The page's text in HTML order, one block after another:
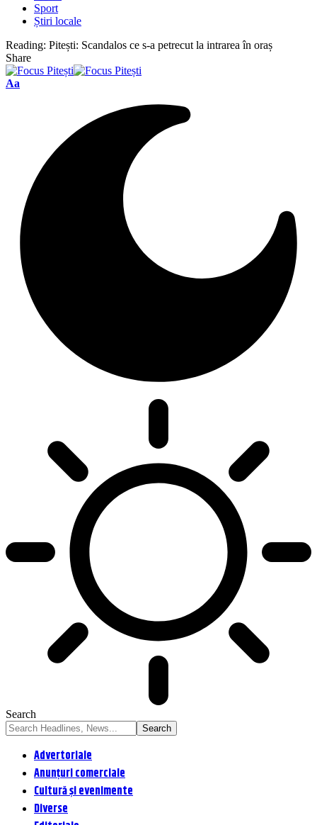
Sport
Știri locale
Reading: Pitești: Scandalos ce s-a petrecut la intrarea în oraș
Share
Font
Aa
Search
Advertoriale
Anunțuri comerciale
Cultură și evenimente
Diverse